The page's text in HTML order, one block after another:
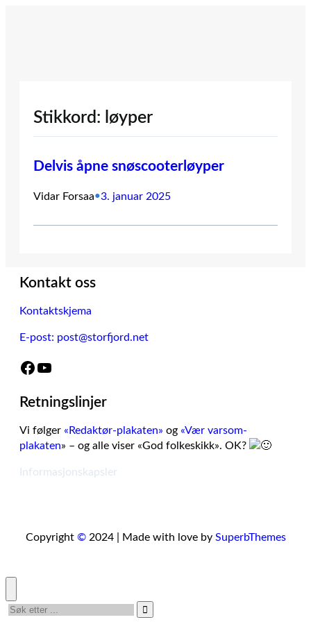
Stikkord: løyper
Delvis åpne snøscooterløyper
Vidar Forsaa•3. januar 2025
Kontakt oss
Kontaktskjema
E-post: post@storfjord.net
Facebook YouTube
Retningslinjer
Vi følger «Redaktør-plakaten» og «Vær varsom-
plakaten» – og alle viser «God folkeskikk». OK?
Informasjonskapsler
Copyright ©2024 | Made with love by SuperbThemes